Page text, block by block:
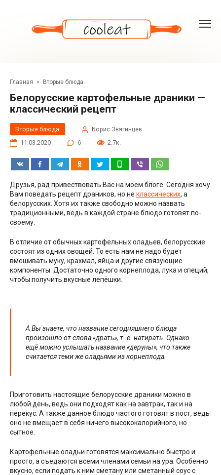
Главная » Вторые блюда
Белорусские картофельные драники —
классический рецепт
Вторые блюда
Борис Звягинцев
11.03.2020
6 2.7к.
Друзья, рад привествовать Вас на моём блоге. Сегодня хочу
Вам поведать рецепт драников, но не классических, а
белорусских. Хотя их также свободно можно назвать
традиционными, ведь в каждой стране блюдо готовят по-
своему.
В отличие от обычных картофельных оладьев, белорусские
состоят из одних овощей. То есть нам не надо будет
вмешивать муку, крахмал, яйца и другие связующие
компоненты. Достаточно одного корнеплода, лука и специй,
чтобы получить вкусные лепёшки.
А Вы знаете, что название сегодняшнего блюда
произошло от слова «драть», т. е. натирать. Однако
ещё можно услышать название «деруны», что также
считается теми же оладьями из корнеплода.
Приготовить настоящие белорусские драники можно в
любой день, ведь они подходят как на завтрак, так и на
перекус. А также данное блюдо частого готовят в пост, ведь
оно не вмещает в себя ничего высококалорийного, но
сытное.
Картофельные оладьи готовятся максимально быстро и
просто, а съедаются всеми членами семьи на ура. Особенно
вкусно, если подать к ним сметану или сметанный соус с